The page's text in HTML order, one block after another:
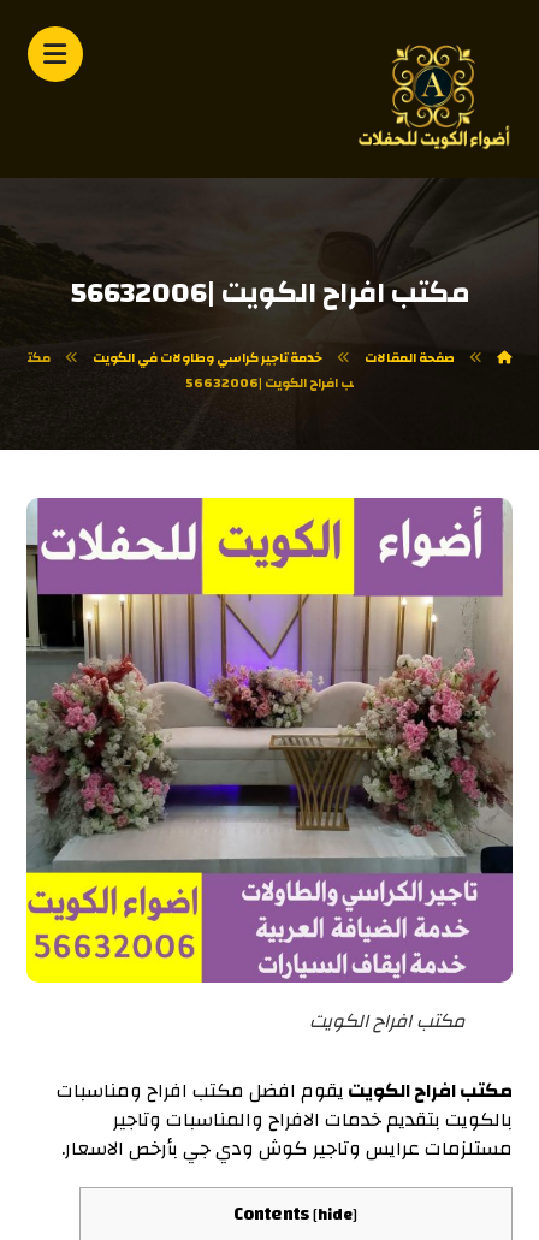
مكتب افراح الكويت |56632006
صفحة المقالات خدمة تاجير كراسي وطاولات في الكويت
مكت
ب افراح الكويت |56632006
مكتب افراح الكويت
مكتب افراح الكويتيقوم افضل مكتب افراح ومناسبات
بالكويت بتقديم خدمات الافراح والمناسبات وتاجير
مستلزمات عرايس وتاجير كوش ودي جي بأرخص الاسعار.
Contents[hide]